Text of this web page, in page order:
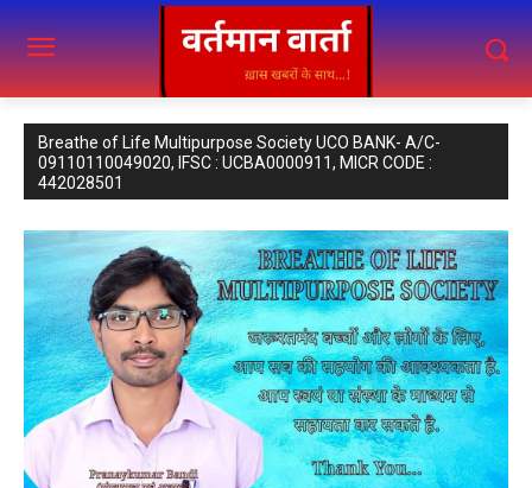
Breathe of Life Multipurpose Society UCO BANK- A/C-
09110110049020, IFSC : UCBA0000911, MICR CODE :
442028501